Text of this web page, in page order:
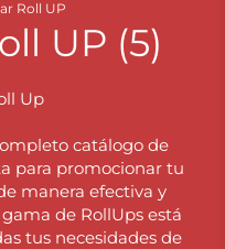
Roll UP
UP (5)
Up
catálogo de
para promocionar tu
manera efectiva y
de RollUps está
tus necesidades de